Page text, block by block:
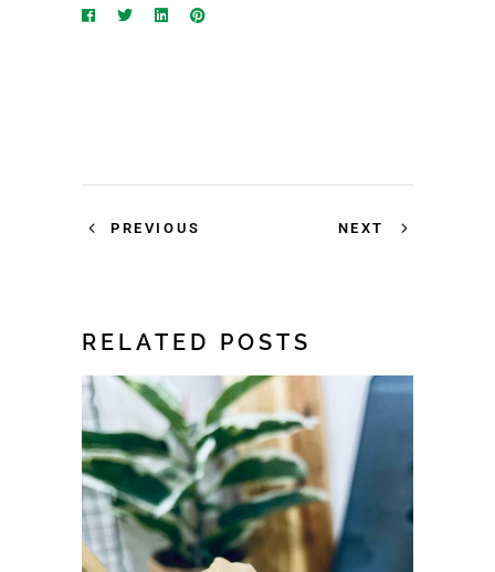
PREVIOUS NEXT
RELATED POSTS